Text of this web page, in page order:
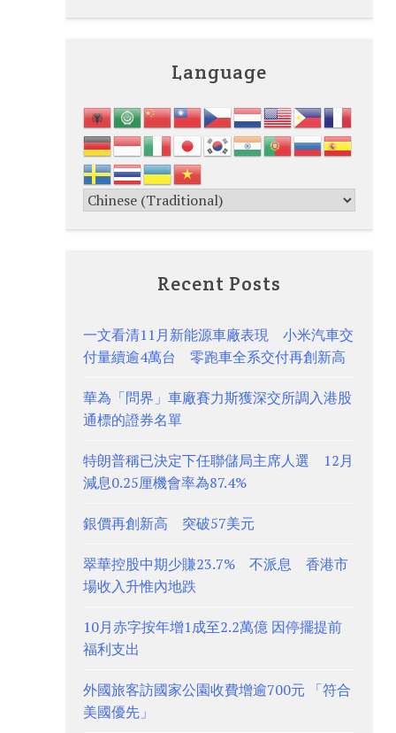
Language
Recent Posts
一文看清11月新能源車廠表現 小米汽車交
付量續逾4萬台 零跑車全系交付再創新高
華為「問界」車廠賽力斯獲深交所調入港股
通標的證券名單
特朗普稱已決定下任聯儲局主席人選 12月
減息0.25厘機會率為87.4%
銀價再創新高 突破57美元
翠華控股中期少賺23.7% 不派息 香港市
場收入升惟內地跌
10月赤字按年增1成至2.2萬億 因停擺提前
福利支出
外國旅客訪國家公園收費增逾700元 「符合
美國優先」